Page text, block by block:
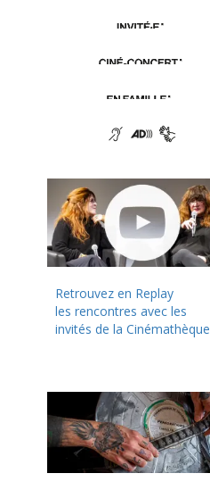
Retrouvez en Replay
les rencontres avec les
invités de la Cinémathèque